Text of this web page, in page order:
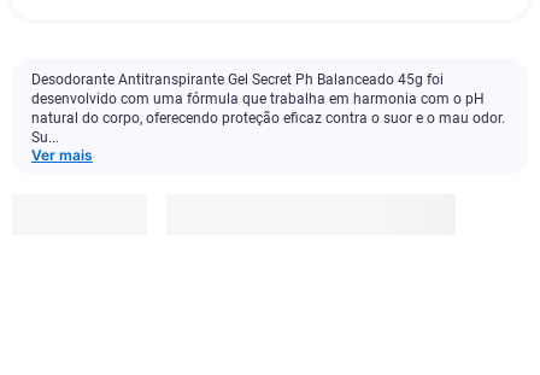
Desodorante Antitranspirante Gel Secret Ph Balanceado 45g foi
desenvolvido com uma fórmula que trabalha em harmonia com o pH
natural do corpo, oferecendo proteção eficaz contra o suor e o mau odor.
Su...
Ver mais